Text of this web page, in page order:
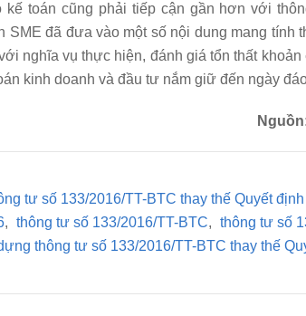
kế toán cũng phải tiếp cận gần hơn với
SME đã đưa vào một số nội dung mang tính
nghĩa vụ thực hiện, đánh giá tổn thất khoản
kinh doanh và đầu tư nắm giữ đến ngày
tư số 133/2016/TT-BTC thay thế Quyết
, thông tư số 133/2016/TT-BTC,
thông tư số
thông tư số 133/2016/TT-BTC thay thế